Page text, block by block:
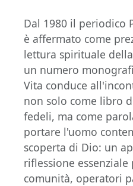
Dal 1980 il periodico
è affermato come
lettura spirituale
un numero
Vita conduce
non solo come libro
fedeli, ma come
portare l'uomo
scoperta di Dio: un
riflessione
comunità, operatori